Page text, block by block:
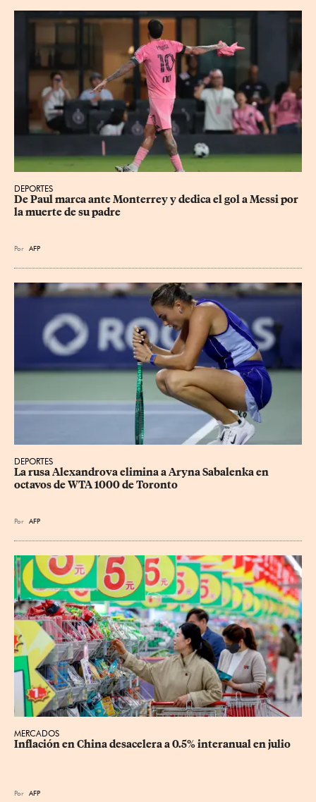
DEPORTES
De Paul marca ante Monterrey y dedica el gol a Messi por
la muerte de su padre
Por AFP
DEPORTES
La rusa Alexandrova elimina a Aryna Sabalenka en
octavos de WTA 1000 de Toronto
Por AFP
MERCADOS
Inflación en China desacelera a 0.5% interanual en julio
Por AFP